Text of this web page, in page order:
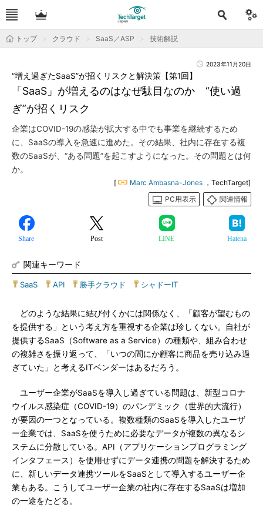
トップ クラウド SaaS／ASP 技術解説
2023年11月20日
「SaaS」が増えるのはなぜ駄目なのか “使い過
ぎ”が招くリスク
“増え過ぎたSaaS”が招くリスクと解決策【第1回】
企業はCOVID-19の感染が拡大する中でも事業を継続するため
に、SaaSの導入を急速に進めた。その結果、社内に存在する複
数のSaaSが、“ある問題”を起こすようになった。その問題とは何
か。
[ Marc Ambasna-Jones ，TechTarget]
PC用表示
関連情報
Share Post LINE Hatena
関連キーワード
SaaS API 勝手クラウド シャドーIT
どのような結果に結び付くかには関係なく、「顧客が望むもの
を提供する」という考え方を重視する企業は珍しくない。自社が
提供するSaaS（Software as a Service）の種類や、組み合わせ
の複雑さを振り返って、「いつの間にか顧客に商品を売り込み過
ぎていた」と考えるITベンダーはあるだろう。
ユーザー企業がSaaSを導入し過ぎている問題は、新型コロナ
ウイルス感染症（COVID-19）のパンデミック（世界的大流行）
が要因の一つとなっている。複数種類のSaaSを導入したユーザ
ー企業では、SaaSを使うために必要なデータが複数の異なるシ
ステムに分散している。API（アプリケーションプログラミング
インタフェース）を使用せずにデータ連携の問題を解決するため
に、新しいデータ連携ツールをSaaSとして導入するユーザー企
業もある。こうしてユーザー企業の社内に存在するSaaSは増加
の一途をたどる。